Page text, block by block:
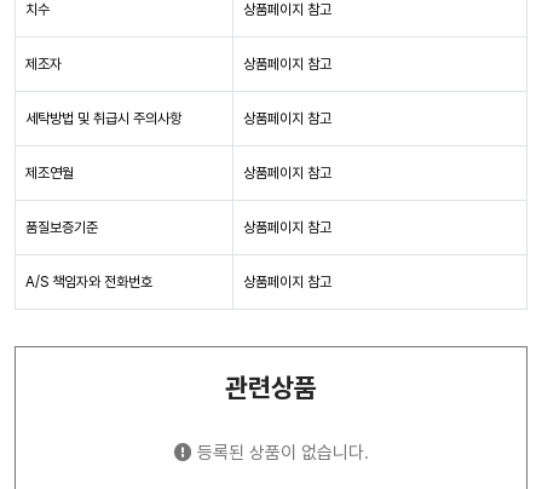
치수 상품페이지 참고
제조자 상품페이지 참고
세탁방법 및 취급시 주의사항 상품페이지 참고
제조연월 상품페이지 참고
품질보증기준 상품페이지 참고
A/S 책임자와 전화번호 상품페이지 참고
관련상품
등록된 상품이 없습니다.